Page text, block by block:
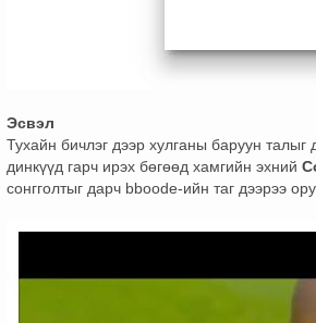
Эсвэл
Тухайн бичлэг дээр хулганы баруун талыг
динкүүд гарч ирэх бөгөөд хамгийн эхний
сонгголтыг дарч bboode-ийн таг дээрээ